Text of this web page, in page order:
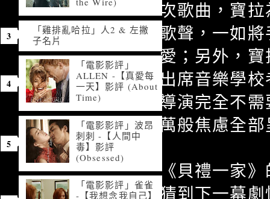
次歌曲，寶
歌聲，一如
愛；另外，
出席音樂學
導演完全不
萬般焦慮全
《貝禮一家
猜到下一幕
「雞排亂哈拉」人2 & 左撇
子名片
「電影影評」
ALLEN -【真愛每
一天】影評 (About
Time)
「電影影評」波昂
刺刺 -【人間中
毒】影評
(Obsessed)
「電影影評」雀雀
-【我想念我自己】